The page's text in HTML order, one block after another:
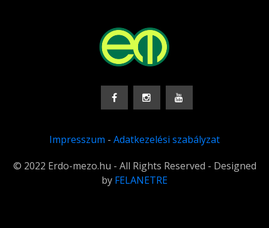
Impresszum - Adatkezelési szabályzat
© 2022 Erdo-mezo.hu - All Rights Reserved - Designed
by FELANETRE